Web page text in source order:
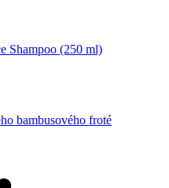
Shampoo (250 ml)
bambusového froté